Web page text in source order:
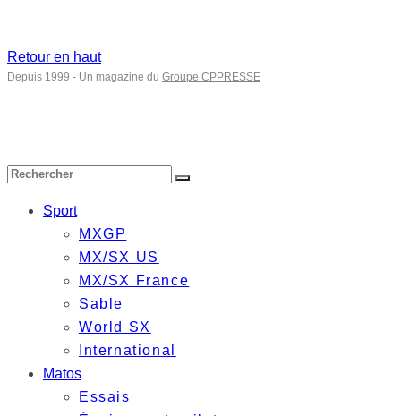
Retour en haut
Depuis 1999 - Un magazine du Groupe CPPRESSE
Sport
MXGP
MX/SX US
MX/SX France
Sable
World SX
International
Matos
Essais